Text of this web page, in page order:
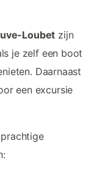
Loubet zijn
je zelf een boot
Daarnaast
een excursie